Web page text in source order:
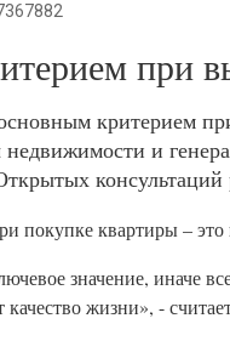
при
критерием
недвижимости и
консультаций
покупке квартиры –
значение, иначе
жизни», -